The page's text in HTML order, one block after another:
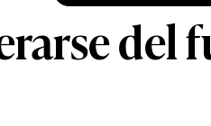
del